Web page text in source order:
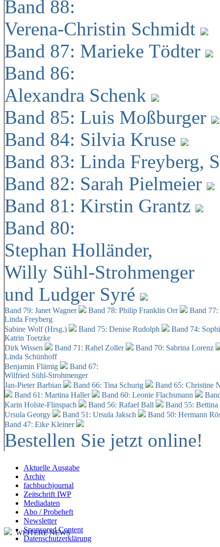
Band 88:
Verena-Christin Schmidt
Band 87: Marieke Tödter
Band 86:
Alexandra Schenk
Band 85: Luis Moßburger
Band 84: Silvia Kruse
Band 83: Linda Freyberg,
Band 82: Sarah Pielmeier
Band 81: Kirstin Grantz
Band 80:
Stephan Holländer,
Willy Sühl-Strohmenger
und Ludger Syré
Band 79: Janet Wagner Band 78: Philip Franklin Orr
Band
Linda Freyberg
Sabine Wolf (Hrsg.)
Band 75: Denise Rudolph
Band 74:
Katrin Toetzke
Dirk Wissen
Band 71: Rahel Zoller
Band 70: Sabrina Lorenz
Linda Schünhoff
Benjamin Flämig
Band 67:
Wilfried Sühl-Strohmenger
Jan-Pieter Barbian
Band 66: Tina Schurig
Band 65: Christine
Band 61: Martina Haller
Band 60: Leonie Flachsmann
Karin Holste-Flinspach
Band 56: Rafael Ball
Band 55:
Ursula Georgy
Band 51: Ursula Jaksch Band 50: Hermann
Band 47: Eike Kleiner
Bestellen Sie jetzt online!
Aktuelle Ausgabe
Archiv
fachbuchjournal
Zeitschrift IWP
Mediadaten
Abo / Probeheft
Newsletter
Sponsored Content
Datenschutzerklärung
WEITERE NEWS